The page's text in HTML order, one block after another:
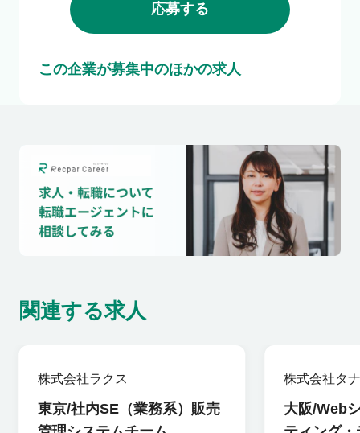
応募する
この企業が募集中のほかの求人
関連する求人
株式会社ラクス
東京/社内SE（業務系）販売
株式会社タ
ィンググル
大阪/Web